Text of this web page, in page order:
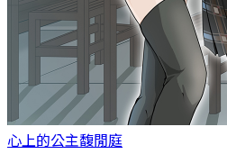
心上的公主馥閒庭